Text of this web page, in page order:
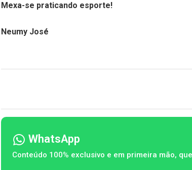
Mexa-se praticando esporte!
Neumy José
WhatsApp
Conteúdo 100% exclusivo e em primeira mão,